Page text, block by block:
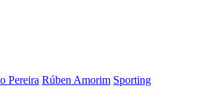
Pereira Rúben Amorim Sporting